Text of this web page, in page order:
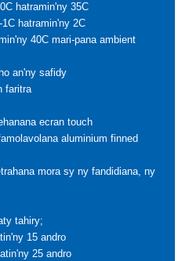
hatramin'ny 35C
hatramin'ny 2C
40C mari-pana ambient
an'ny safidy
faritra
ecran touch
aluminium finned
mora sy ny fandidiana, ny
tahiry;
15 andro
25 andro